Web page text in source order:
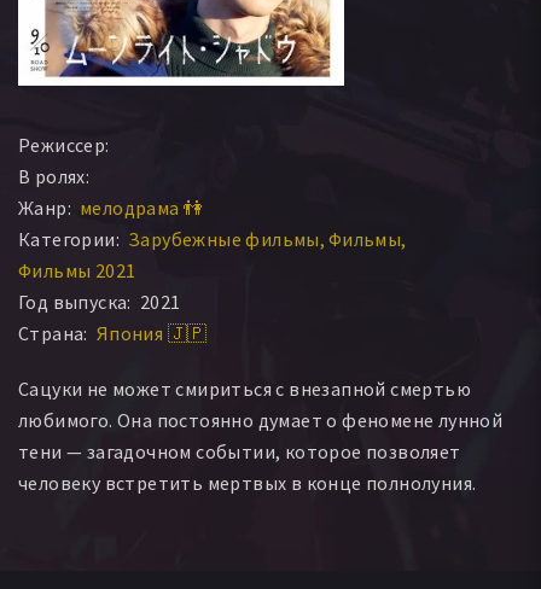
Режиссер:
В ролях:
Жанр: мелодрама 👫
Категории: Зарубежные фильмы Фильмы
Фильмы 2021
Год выпуска: 2021
Страна: Япония 🇯🇵
Сацуки не может смириться с внезапной смертью
любимого. Она постоянно думает о феномене лунной
тени — загадочном событии, которое позволяет
человеку встретить мертвых в конце полнолуния.